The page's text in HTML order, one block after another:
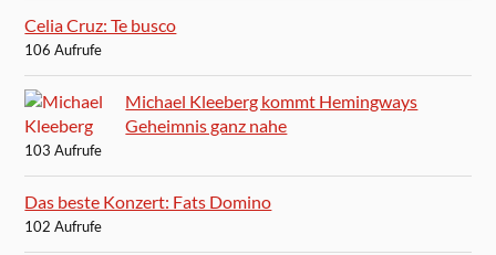
Celia Cruz: Te busco
106 Aufrufe
Michael Kleeberg kommt Hemingways
Geheimnis ganz nahe
103 Aufrufe
Das beste Konzert: Fats Domino
102 Aufrufe